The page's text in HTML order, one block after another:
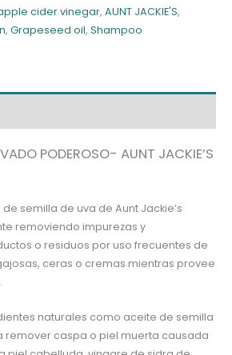
cider vinegar, AUNT JACKIE'S,
, Grapeseed oil, Shampoo
PODEROSO- AUNT JACKIE’S
semilla de uva de Aunt Jackie’s
removiendo impurezas y
o residuos por uso frecuentes de
ceras o cremas mientras provee
naturales como aceite de semilla
remover caspa o piel muerta causada